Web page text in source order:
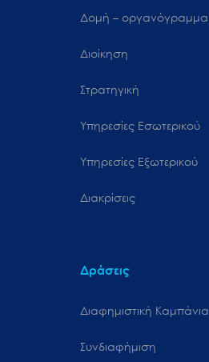
Δομή – οργανόγραμμα
Διοίκηση
Στρατηγική
Υπηρεσίες Εσωτερικού
Υπηρεσίες Εξωτερικού
Διακρίσεις
Δράσεις
Διαφημιστική Καμπάνια
Συνδιαφήμιση